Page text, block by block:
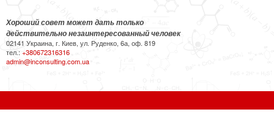
Хороший совет может дать только
действительно незаинтересованный человек
02141 Украина, г. Киев, ул. Руденко, 6а, оф. 819
тел.: +380672316316
admin@inconsulting.com.ua